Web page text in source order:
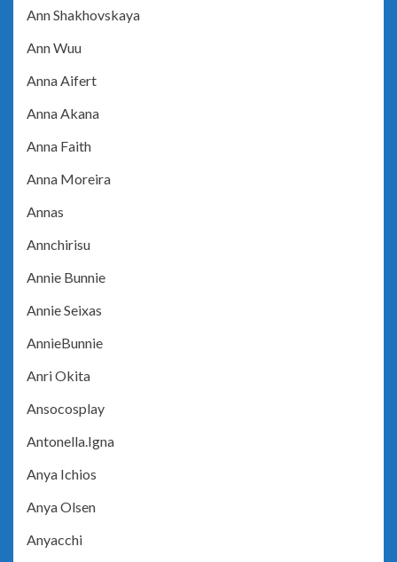
Ann Shakhovskaya
Ann Wuu
Anna Aifert
Anna Akana
Anna Faith
Anna Moreira
Annas
Annchirisu
Annie Bunnie
Annie Seixas
AnnieBunnie
Anri Okita
Ansocosplay
Antonella.Igna
Anya Ichios
Anya Olsen
Anyacchi